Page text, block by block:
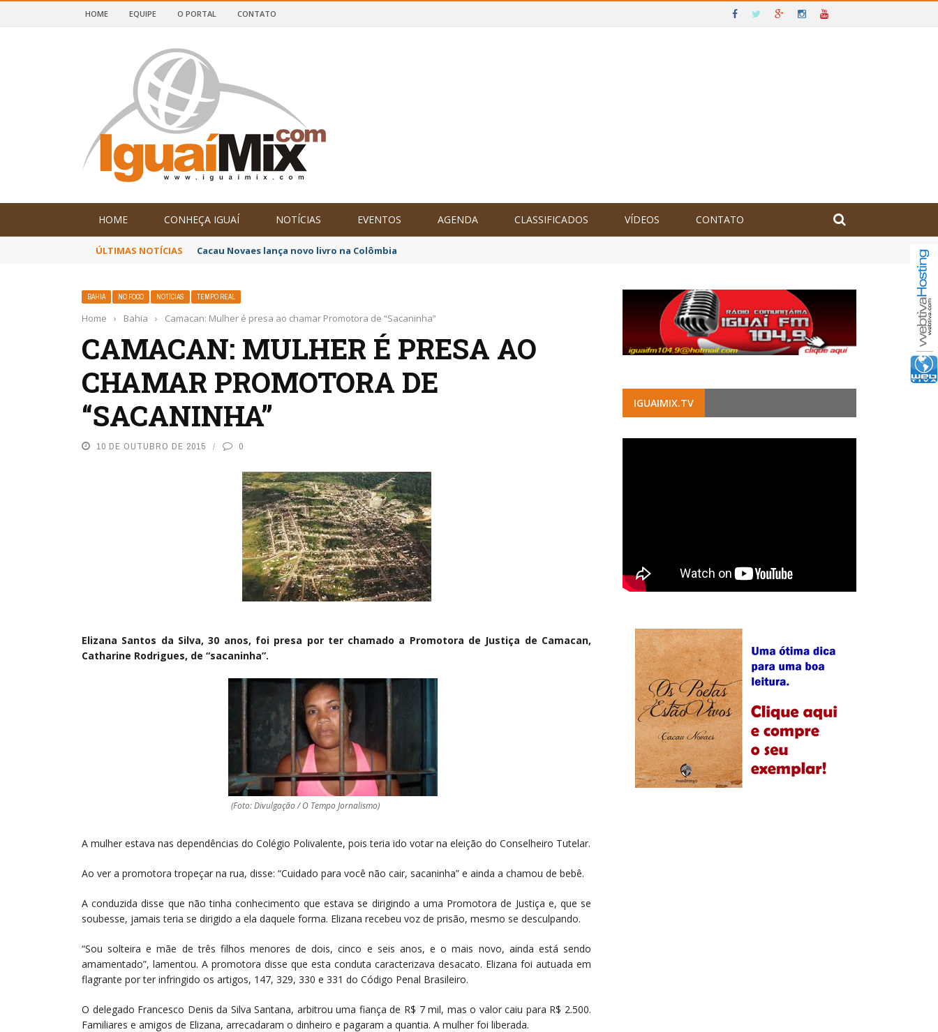
E SUDOESTE DA BAHIA
HOME EQUIPE O PORTAL CONTATO
HOME CONHEÇA IGUAÍ NOTÍCIAS EVENTOS AGENDA CLASSIFICADOS VÍDEOS CONTATO
ÚLTIMAS NOTÍCIAS Cacau Novaes lança novo livro na Colômbia
BAHIA NO FOCO NOTÍCIAS TEMPO REAL
Home › Bahia › Camacan: Mulher é presa ao chamar Promotora de “Sacaninha”
CAMACAN: MULHER É PRESA AO
CHAMAR PROMOTORA DE
“SACANINHA”
10 DE OUTUBRO DE 2015 0
Elizana Santos da Silva, 30 anos, foi presa por ter chamado a Promotora de Justiça de Camacan,
Catharine Rodrigues, de “sacaninha”.
(Foto: Divulgação / O Tempo Jornalismo)
A mulher estava nas dependências do Colégio Polivalente, pois teria ido votar na eleição do Conselheiro Tutelar.
Ao ver a promotora tropeçar na rua, disse: “Cuidado para você não cair, sacaninha” e ainda a chamou de bebê.
A conduzida disse que não tinha conhecimento que estava se dirigindo a uma Promotora de Justiça e, que se
soubesse, jamais teria se dirigido a ela daquele forma. Elizana recebeu voz de prisão, mesmo se desculpando.
“Sou solteira e mãe de três filhos menores de dois, cinco e seis anos, e o mais novo, ainda está sendo
amamentado”, lamentou. A promotora disse que esta conduta caracterizava desacato. Elizana foi autuada em
flagrante por ter infringido os artigos, 147, 329, 330 e 331 do Código Penal Brasileiro.
O delegado Francesco Denis da Silva Santana, arbitrou uma fiança de R$ 7 mil, mas o valor caiu para R$ 2.500.
Familiares e amigos de Elizana, arrecadaram o dinheiro e pagaram a quantia. A mulher foi liberada.
IGUAIMIX.TV